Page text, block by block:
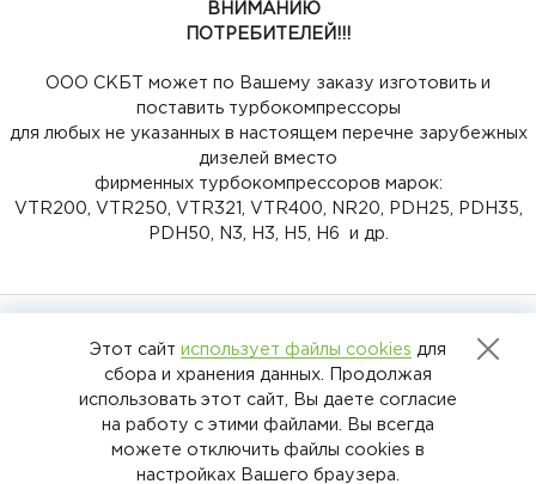
ВНИМАНИЮ
ПОТРЕБИТЕЛЕЙ!!!
ООО СКБТ может по Вашему заказу изготовить и
поставить турбокомпрессоры
для любых не указанных в настоящем перечне зарубежных
дизелей вместо
фирменных турбокомпрессоров марок:
VTR200, VTR250, VTR321, VTR400, NR20, PDH25, PDH35,
PDH50, N3, H3, H5, H6 и др.
ООО «Специальное конструкторское
бюро турбонагнетателей» 2025
Этот сайт использует файлы cookies для
сбора и хранения данных. Продолжая
использовать этот сайт, Вы даете согласие
на работу с этими файлами. Вы всегда
можете отключить файлы cookies в
настройках Вашего браузера.